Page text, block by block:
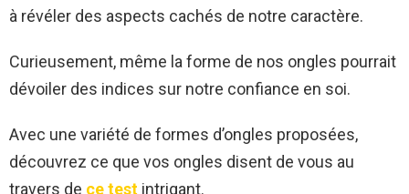
à révéler des aspects cachés de notre caractère.
Curieusement, même la forme de nos ongles pourrait
dévoiler des indices sur notre confiance en soi.
Avec une variété de formes d’ongles proposées,
découvrez ce que vos ongles disent de vous au
travers de ce test intrigant.